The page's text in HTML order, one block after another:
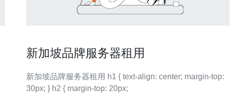
新加坡品牌服务器租用
新加坡品牌服务器租用 h1 { text-align: center; margin-top:
30px; } h2 { margin-top: 20px;